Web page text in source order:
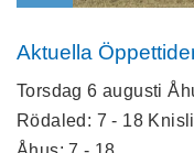
Aktuella
Torsdag 6 augusti
Rödaled: 7 - 18